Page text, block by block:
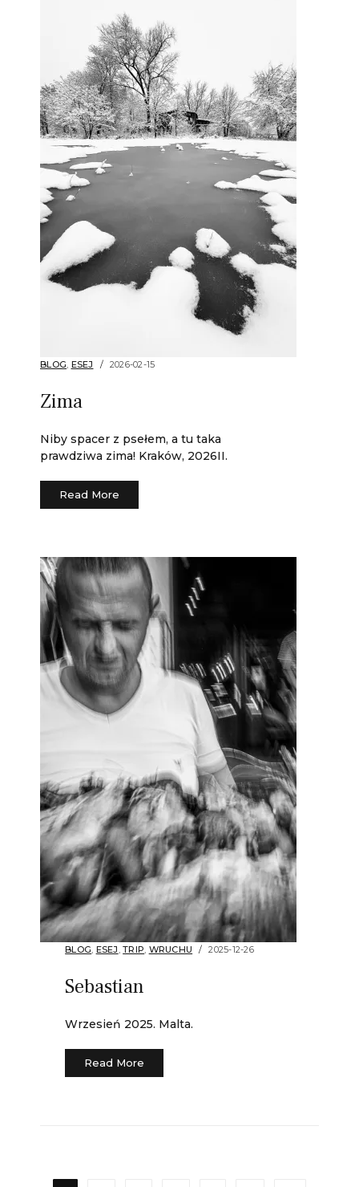
BLOG, ESEJ 2026-02-15
Zima
Niby spacer z psełem, a tu taka
prawdziwa zima! Kraków, 2026II.
Read More
BLOG, ESEJ,TRIP, WRUCHU 2025-12-26
Sebastian
Wrzesień 2025. Malta.
Read More